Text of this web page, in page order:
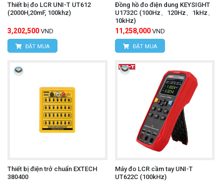
Thiết bị đo LCR UNI-T UT612
(2000H,20mF, 100khz)
3,202,500 VND
ĐẶT MUA
Đồng hồ đo điện dung KEYSIGHT
U1732C (100Hz、120Hz、1kHz、
10kHz)
11,258,000 VND
ĐẶT MUA
Thiết bị điện trở chuẩn EXTECH
380400
Máy đo LCR cầm tay UNI-T
UT622C (100kHz)